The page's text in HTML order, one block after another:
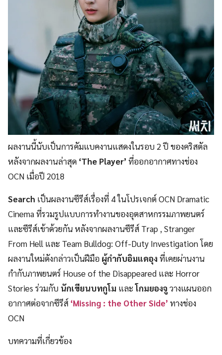
ผลงานนี้นับเป็นการคัมแบคงานแสดงในรอบ 2 ปี ของคริสตัล
หลังจากผลงานล่าสุด ‘The Player’ ที่ออกอากาศทางช่อง
OCN เมื่อปี 2018
Search เป็นผลงานซีรีส์เรื่องที่ 4 ในโปรเจกต์ OCN Dramatic
Cinema ที่รวมรูปแบบการทำงานของอุตสาหกรรมภาพยนตร์
และซีรีส์เข้าด้วยกัน หลังจากผลงานซีรีส์ Trap , Stranger
From Hell และ Team Bulldog: Off-Duty Investigation โดย
ผลงานใหม่ดังกล่าวเป็นฝีมือ ผู้กำกับอิมแดอุงที่เคยผ่านงาน
กำกับภาพยนตร์ House of the Disappeared และ Horror
Stories ร่วมกับ นักเขียนบทกูโม และโกมยองจูวางแผนออก
อากาศต่อจากซีรีส์ ‘Missing : the Other Side’ ทางช่อง
OCN
บทความที่เกี่ยวข้อง